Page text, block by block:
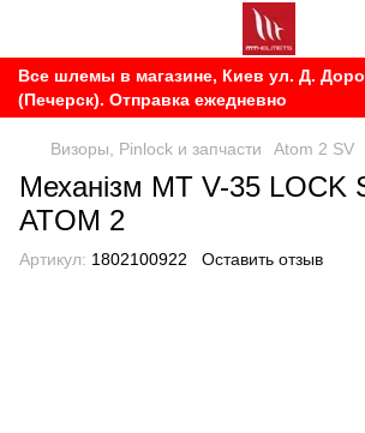
Все шлемы в магазине, Киев ул. Д.
(Печерск). Отправка ежедневно
Визоры, Pinlock и запчасти Atom 2 SV
Механізм MT V-35 LOCK
ATOM 2
Артикул: 1802100922 Оставить отзыв